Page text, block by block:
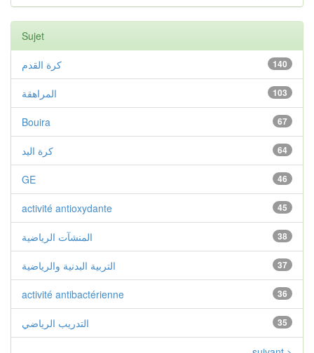
Sujet
140 كرة القدم
103 المراهقة
67
Bouira
64 كرة اليد
46
GE
45
activité antioxydante
38 المنشآت الرياضية
37 التربية البدنية والرياضية
36
activité antibactérienne
35 التدريب الرياضي